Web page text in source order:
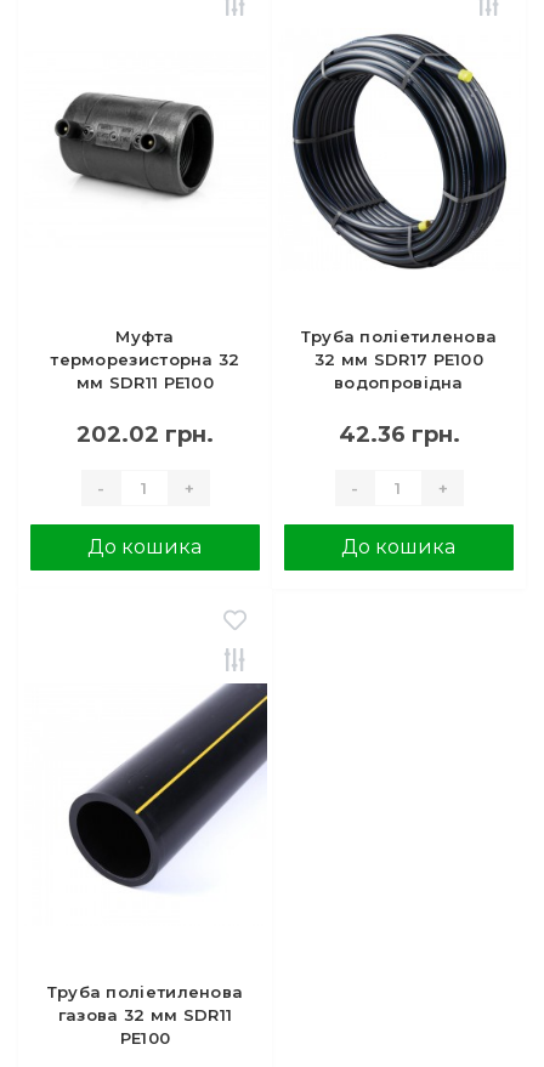
Муфта
терморезисторна 32
мм SDR11 PE100
202.02 грн.
- +
До кошика
Труба поліетиленова
32 мм SDR17 PE100
водопровідна
42.36 грн.
- +
До кошика
Труба поліетиленова
газова 32 мм SDR11
PE100